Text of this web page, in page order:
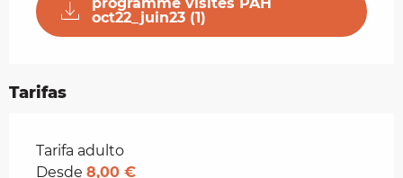
oct22_juin23 (1)
Tarifas
Tarifas 2026
Tarifa adulto
Desde 8,00 €